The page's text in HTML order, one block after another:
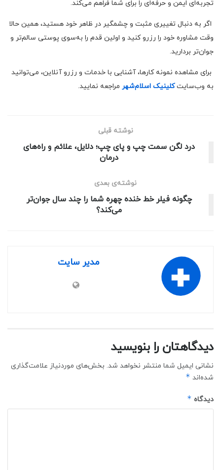
تجربه‌ای ایمن و حرفه‌ای را برای شما فراهم می‌کند.
اگر به دنبال تغییری مثبت و چشمگیر در ظاهر خود هستید، همین حالا
وقت مشاوره خود را رزرو کنید و اولین قدم را به‌سوی پوستی سالم‌تر و
جوان‌تر بردارید.
برای مشاهده نمونه کارها، آشنایی با خدمات و رزرو آنلاین، می‌توانید
به وب‌سایت‌ کلینیک اسلام‌شهر مراجعه نمایید.
نوشته قبلی
درد لگن سمت چپ و پای چپ؛ دلایل، علائم و راه‌های
درمان
نوشته‌ی بعدی
چگونه فیلر خط خنده چهره‌ شما را چند سال جوان‌تر
می‌کند؟
مدیر سایت
دیدگاهتان را بنویسید
نشانی ایمیل شما منتشر نخواهد شد. بخش‌های موردنیاز علامت‌گذاری
شده‌اند *
دیدگاه *